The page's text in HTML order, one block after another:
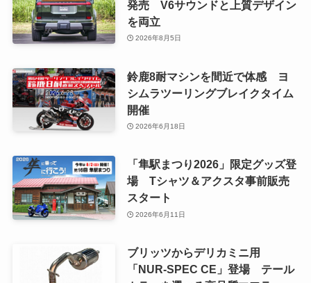
発売 V6サウンドと上質デザイン
を両立
2026年8月5日
鈴鹿8耐マシンを間近で体感 ヨ
シムラツーリングブレイクタイム
開催
2026年6月18日
「隼駅まつり2026」限定グッズ登
場 Tシャツ＆アクスタ事前販売
スタート
2026年6月11日
ブリッツからデリカミニ用
「NUR-SPEC CE」登場 テール